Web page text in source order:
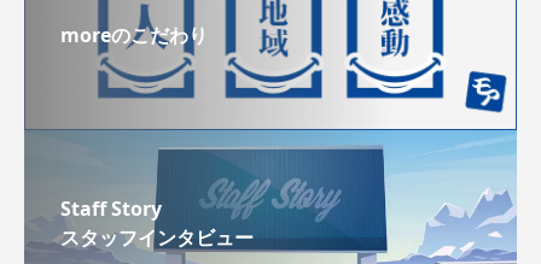
moreのこだわり
Staff Story
スタッフインタビュー